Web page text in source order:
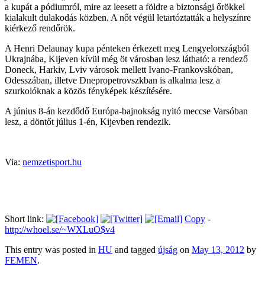
a kupát a pódiumról, mire az leesett a földre a biztonsági őrökkel
kialakult dulakodás közben. A nőt végül letartóztatták a helyszínre
kiérkező rendőrök.
A Henri Delaunay kupa pénteken érkezett meg Lengyelországból
Ukrajnába, Kijeven kívül még öt városban lesz látható: a rendező
Doneck, Harkiv, Lviv városok mellett Ivano-Frankovskóban,
Odesszában, illetve Dnepropetrovszkban is alkalma lesz a
szurkolóknak a közös fényképek készítésére.
A június 8-án kezdődő Európa-bajnokság nyitó meccse Varsóban
lesz, a döntőt július 1-én, Kijevben rendezik.
Via: nemzetisport.hu
Short link: Copy -
http://whoel.se/~WXLuO$v4
This entry was posted in HU and tagged újság on May 13, 2012 by
FEMEN.